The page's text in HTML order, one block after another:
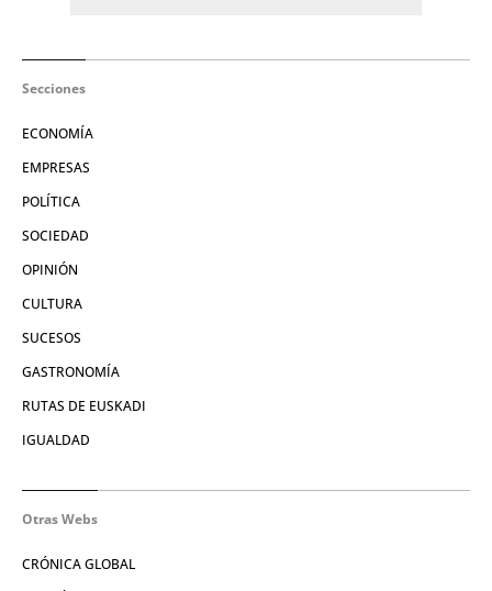
Secciones
ECONOMÍA
EMPRESAS
POLÍTICA
SOCIEDAD
OPINIÓN
CULTURA
SUCESOS
GASTRONOMÍA
RUTAS DE EUSKADI
IGUALDAD
Otras Webs
CRÓNICA GLOBAL